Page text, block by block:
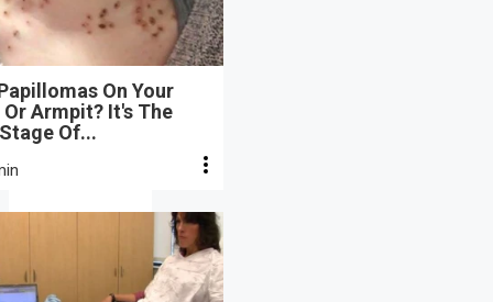
On Your
Armpit? It's The
Of...